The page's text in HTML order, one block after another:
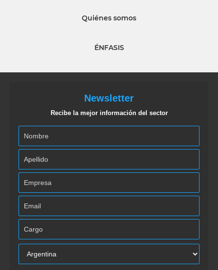
Quiénes somos
ÉNFASIS
Newsletter
Recibe la mejor información del sector